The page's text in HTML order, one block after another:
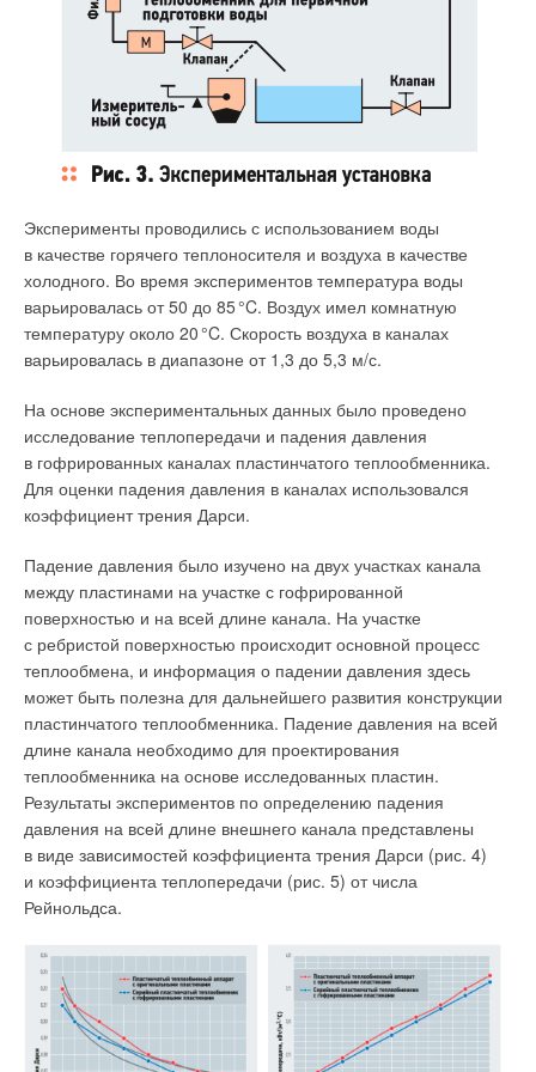
Эксперименты проводились с использованием воды
в качестве горячего теплоносителя и воздуха в качестве
холодного. Во время экспериментов температура воды
варьировалась от 50 до 85°C. Воздух имел комнатную
температуру около 20°C. Скорость воздуха в каналах
варьировалась в диапазоне от 1,3 до 5,3 м/с.
На основе экспериментальных данных было проведено
исследование теплопередачи и падения давления
в гофрированных каналах пластинчатого теплообменника.
Для оценки падения давления в каналах использовался
коэффициент трения Дарси.
Падение давления было изучено на двух участках канала
между пластинами на участке с гофрированной
поверхностью и на всей длине канала. На участке
с ребристой поверхностью происходит основной процесс
теплообмена, и информация о падении давления здесь
может быть полезна для дальнейшего развития конструкции
пластинчатого теплообменника. Падение давления на всей
длине канала необходимо для проектирования
теплообменника на основе исследованных пластин.
Результаты экспериментов по определению падения
давления на всей длине внешнего канала представлены
в виде зависимостей коэффициента трения Дарси (рис. 4)
и коэффициента теплопередачи (рис. 5) от числа
Рейнольдса.
Фото 2. Конденсат на неутеплённой стене, холодном
стекле и металле
Как следует из табл. 1, самым большим риском конденсации
влаги на стенах обладают помещения ванных комнат, где
относительная влажность может достигать 100%. В этом
случае мы неизбежно столкнёмся с появлением конденсата
на стенах. Поэтому важно, чтобы конденсат на стенах был
не постоянно и помещение ванной комнаты каждый день
просушивалось. Температура поверхности, при которой
может начаться конденсация влаги в ванной комнате, может
составлять от +18,2 до +26 °C. Помещения жилых комнат
(зелёная зона) обладают оптимальными параметрами
температуры от +20 до +25°C и влажности от 40 до 60%.
Температура поверхности, при которой может начаться
конденсация, уже значительно ниже, от +6 до +16,
Исходя из анализа представленных документов, можно
вентиляции предприятий питания, а также к комфорту
посетителей и работников, постепенно возрастали. Если
в СанПиН [1] 1991 года даже не предъявлялись требования
к механическому притоку в данные предприятия, то в
Пособии [2] уже чётко было написано, что он должен был
заведениях. В МГСН [3] уже предполагалось только, что
в небольших предприятиях приточную систему зала для
посетителей можно объединить с производственными
помещениями, но она должна быть в любом случае.
В СП [4] 2001 года уже подробно были приведены все